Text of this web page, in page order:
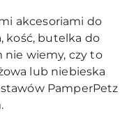
akcesoriami do
kość, butelka do
nie wiemy, czy to
lub niebieska
PamperPetz